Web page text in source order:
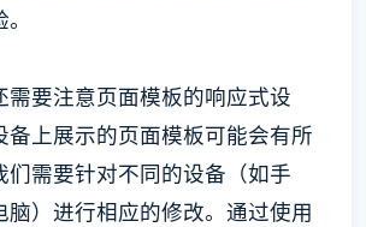
需要注意页面模板的响应式设
备上展示的页面模板可能会有所
们需要针对不同的设备（如手
脑）进行相应的修改。通过使用